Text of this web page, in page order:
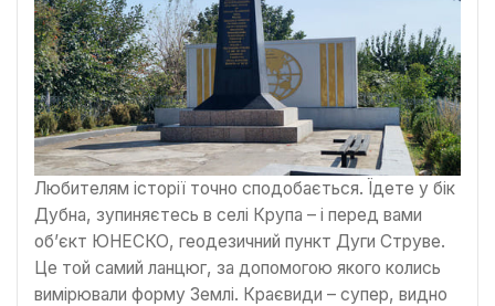
Любителям історії точно сподобається. Їдете у бік
Дубна, зупиняєтесь в селі Крупа – і перед вами
об’єкт ЮНЕСКО, геодезичний пункт Дуги Струве.
Це той самий ланцюг, за допомогою якого колись
вимірювали форму Землі. Краєвиди – супер, видно